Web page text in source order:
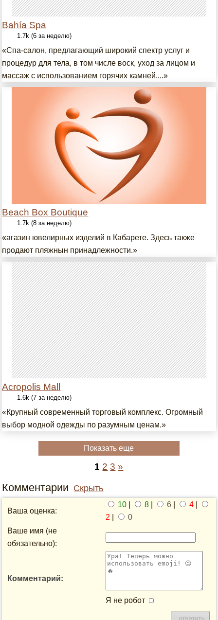
Bahía Spa
1.7k (6 за неделю)
«Спа-салон, предлагающий широкий спектр услуг и
процедур для тела, в том числе воск, уход за лицом и
массаж с использованием горячих камней....»
Beach Box Boutique
1.7k (8 за неделю)
«агазин ювелирных изделий в Кабарете. Здесь также
продают пляжнын принадлежности.»
Acropolis Mall
1.6k (7 за неделю)
«Крупный современный торговый комплекс. Огромный
выбор модной одежды по разумным ценам.»
Показать еще
1 2 3 »
Комментарии Скрыть
Ваша оценка:
10 8 6 4
2
0
Ваше имя (не
обязательно):
Комментарий:
Я не робот